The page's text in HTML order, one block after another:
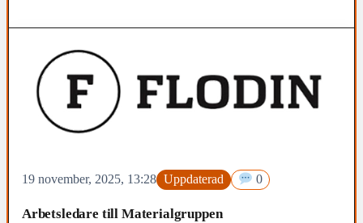
19 november, 2025, 13:28 Uppdaterad 0
Arbetsledare till Materialgruppen